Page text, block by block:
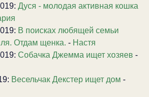
Дуся - молодая активная кошка
В поисках любящей семьи
Отдам щенка. - Настя
Собачка Джемма ищет хозяев -
Весельчак Декстер ищет дом -